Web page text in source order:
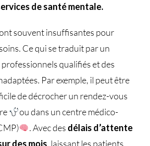
de santé mentale.
souvent insuffisantes pour
Ce qui se traduit par un
qualifiés et des
Par exemple, il peut être
de décrocher un rendez-vous
ou dans un centre médico-
. Avec des délais d’attente
des mois, laissant les patients